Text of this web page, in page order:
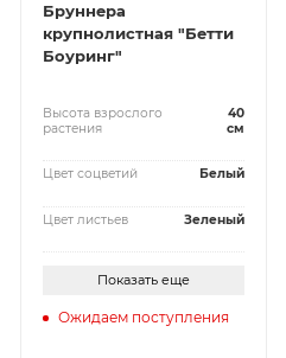
Бруннера
крупнолистная "Бетти
Боуринг"
Высота взрослого
растения
40
см
Цвет соцветий Белый
Цвет листьев Зеленый
Показать еще
Ожидаем поступления